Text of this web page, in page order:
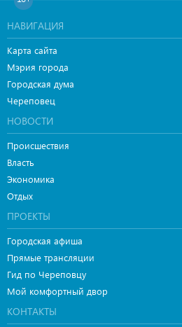
НАВИГАЦИЯ
Карта сайта
Мэрия города
Городская дума
Череповец
НОВОСТИ
Происшествия
Власть
Экономика
Отдых
ПРОЕКТЫ
Городская афиша
Прямые трансляции
Гид по Череповцу
Мой комфортный двор
КОНТАКТЫ